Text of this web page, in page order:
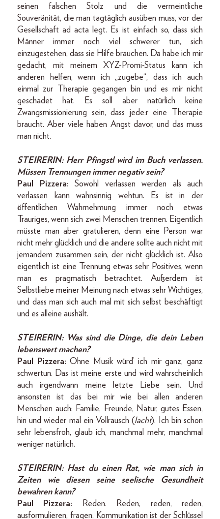
seinen falschen Stolz und die vermeintliche
Souveränität, die man tagtäglich ausüben muss, vor der
Gesellschaft ad acta legt. Es ist einfach so, dass sich
Männer immer noch viel schwerer tun, sich
einzugestehen, dass sie Hilfe brauchen. Da habe ich mir
gedacht, mit meinem XYZ-Promi-Status kann ich
anderen helfen, wenn ich „zugebe“, dass ich auch
einmal zur Therapie gegangen bin und es mir nicht
geschadet hat. Es soll aber natürlich keine
Zwangsmissionierung sein, dass jede:r eine Therapie
braucht. Aber viele haben Angst davor, und das muss
man nicht.
STEIRERIN: Herr Pfingstl wird im Buch verlassen.
Müssen Trennungen immer negativ sein?
Paul Pizzera: Sowohl verlassen werden als auch
verlassen kann wahnsinnig wehtun. Es ist in der
öffentlichen Wahrnehmung immer noch etwas
Trauriges, wenn sich zwei Menschen trennen. Eigentlich
müsste man aber gratulieren, denn eine Person war
nicht mehr glücklich und die andere sollte auch nicht mit
jemandem zusammen sein, der nicht glücklich ist. Also
eigentlich ist eine Trennung etwas sehr Positives, wenn
man es pragmatisch betrachtet. Außerdem ist
Selbstliebe meiner Meinung nach etwas sehr Wichtiges,
und dass man sich auch mal mit sich selbst beschäftigt
und es alleine aushält.
STEIRERIN: Was sind die Dinge, die dein Leben
lebenswert machen?
Paul Pizzera:Ohne Musik würd’ ich mir ganz, ganz
schwertun. Das ist meine erste und wird wahrscheinlich
auch irgendwann meine letzte Liebe sein. Und
ansonsten ist das bei mir wie bei allen anderen
Menschen auch: Familie, Freunde, Natur, gutes Essen,
hin und wieder mal ein Vollrausch (lacht). Ich bin schon
sehr lebensfroh, glaub ich, manchmal mehr, manchmal
weniger natürlich.
STEIRERIN: Hast du einen Rat, wie man sich in
Zeiten wie diesen seine seelische Gesundheit
bewahren kann?
Paul Pizzera:
Reden. Reden, reden, reden,
ausformulieren, fragen. Kommunikation ist der Schlüssel